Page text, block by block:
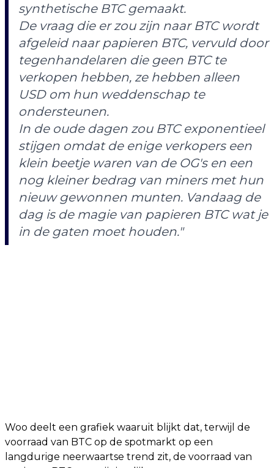
synthetische BTC gemaakt.
De vraag die er zou zijn naar BTC wordt
afgeleid naar papieren BTC, vervuld door
tegenhandelaren die geen BTC te
verkopen hebben, ze hebben alleen
USD om hun weddenschap te
ondersteunen.
In de oude dagen zou BTC exponentieel
stijgen omdat de enige verkopers een
klein beetje waren van de OG's en een
nog kleiner bedrag van minersmet hun
nieuw gewonnen munten. Vandaag de
dag is de magie van papieren BTC wat je
in de gaten moet houden."
Woo deelt een grafiek waaruit blijkt dat, terwijl de
voorraad van BTC op de spotmarkt op een
langdurige neerwaartse trend zit, de voorraad van